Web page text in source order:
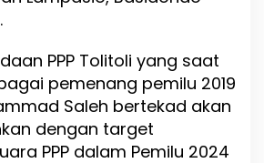
PPP Tolitoli yang saat
pemenang pemilu 2019
Saleh bertekad akan
dengan target
PPP dalam Pemilu 2024